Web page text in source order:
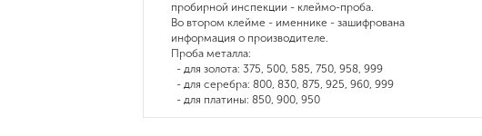
пробирной инспекции - клеймо-проба.
Во втором клейме - именнике - зашифрована
информация о производителе.
Проба металла:
- для золота: 375, 500, 585, 750, 958, 999
- для серебра: 800, 830, 875, 925, 960, 999
- для платины: 850, 900, 950